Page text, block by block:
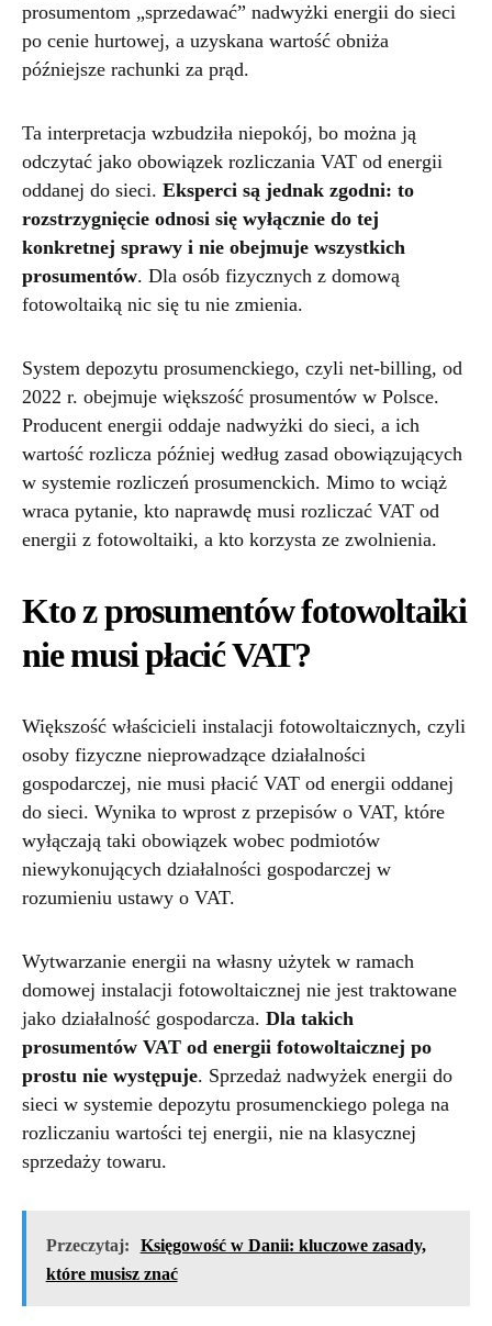
prosumentom „sprzedawać” nadwyżki energii do sieci
po cenie hurtowej, a uzyskana wartość obniża
późniejsze rachunki za prąd.
Ta interpretacja wzbudziła niepokój, bo można ją
odczytać jako obowiązek rozliczania VAT od energii
oddanej do sieci. Eksperci są jednak zgodni: to
rozstrzygnięcie odnosi się wyłącznie do tej
konkretnej sprawy i nie obejmuje wszystkich
prosumentów. Dla osób fizycznych z domową
fotowoltaiką nic się tu nie zmienia.
System depozytu prosumenckiego, czyli net-billing, od
2022 r. obejmuje większość prosumentów w Polsce.
Producent energii oddaje nadwyżki do sieci, a ich
wartość rozlicza później według zasad obowiązujących
w systemie rozliczeń prosumenckich. Mimo to wciąż
wraca pytanie, kto naprawdę musi rozliczać VAT od
energii z fotowoltaiki, a kto korzysta ze zwolnienia.
Kto z prosumentów fotowoltaiki
nie musi płacić VAT?
Większość właścicieli instalacji fotowoltaicznych, czyli
osoby fizyczne nieprowadzące działalności
gospodarczej, nie musi płacić VAT od energii oddanej
do sieci. Wynika to wprost z przepisów o VAT, które
wyłączają taki obowiązek wobec podmiotów
niewykonujących działalności gospodarczej w
rozumieniu ustawy o VAT.
Wytwarzanie energii na własny użytek w ramach
domowej instalacji fotowoltaicznej nie jest traktowane
jako działalność gospodarcza. Dla takich
prosumentów VAT od energii fotowoltaicznej po
prostu nie występuje. Sprzedaż nadwyżek energii do
sieci w systemie depozytu prosumenckiego polega na
rozliczaniu wartości tej energii, nie na klasycznej
sprzedaży towaru.
Przeczytaj:
Księgowość w Danii: kluczowe zasady,
które musisz znać